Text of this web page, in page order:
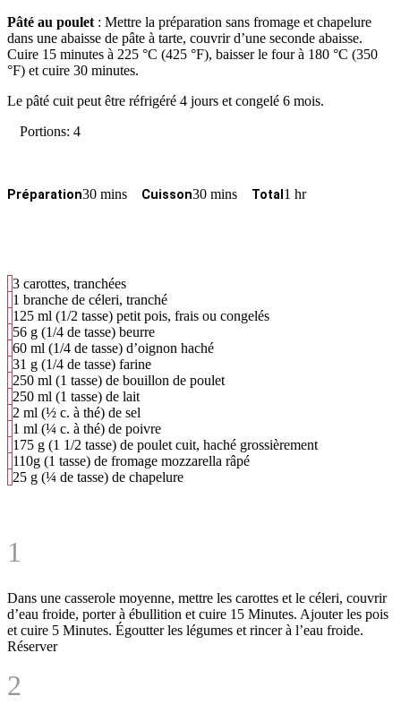
Pâté au poulet : Mettre la préparation sans fromage et chapelure
dans une abaisse de pâte à tarte, couvrir d’une seconde abaisse.
Cuire 15 minutes à 225 °C (425 °F), baisser le four à 180 °C (350
°F) et cuire 30 minutes.
Le pâté cuit peut être réfrigéré 4 jours et congelé 6 mois.
Portions: 4
Préparation30 mins Cuisson30 mins Total 1 hr
3 carottes, tranchées
1 branche de céleri, tranché
125 ml (1/2 tasse) petit pois, frais ou congelés
56 g (1/4 de tasse) beurre
60 ml (1/4 de tasse) d’oignon haché
31 g (1/4 de tasse) farine
250 ml (1 tasse) de bouillon de poulet
250 ml (1 tasse) de lait
2 ml (½ c. à thé) de sel
1 ml (¼ c. à thé) de poivre
175 g (1 1/2 tasse) de poulet cuit, haché grossièrement
110g (1 tasse) de fromage mozzarella râpé
25 g (¼ de tasse) de chapelure
1
Dans une casserole moyenne, mettre les carottes et le céleri, couvrir
d’eau froide, porter à ébullition et cuire 15 Minutes. Ajouter les pois
et cuire 5 Minutes. Égoutter les légumes et rincer à l’eau froide.
Réserver
2